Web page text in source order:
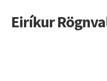
Fara
beint
Hoppa
yfir
Eiríkur